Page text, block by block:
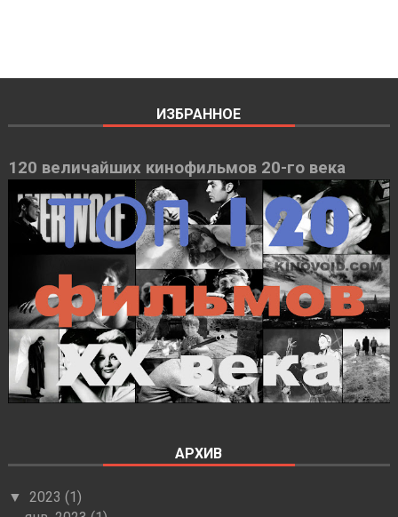
ИЗБРАННОЕ
120 величайших кинофильмов 20-го века
АРХИВ
▼ 2023 (1)